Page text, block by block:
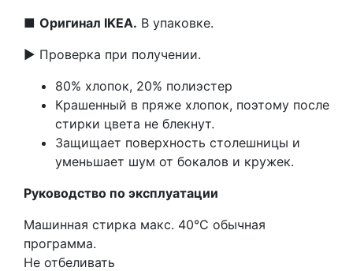
■ Оригинал IKEA. В упаковке.
▶ Проверка при получении.
80% хлопок, 20% полиэстер
Крашенный в пряже хлопок, поэтому после
стирки цвета не блекнут.
Защищает поверхность столешницы и
уменьшает шум от бокалов и кружек.
Руководство по эксплуатации
Машинная стирка макс. 40°C обычная
программа.
Не отбеливать